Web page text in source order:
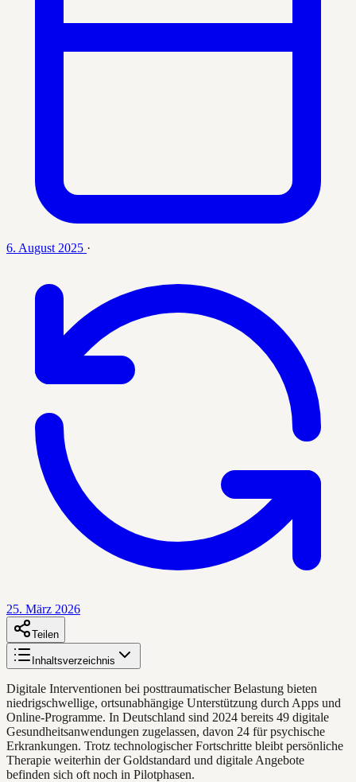
6. August 2025 ·
25. März 2026
Teilen
Inhaltsverzeichnis
Digitale Interventionen bei posttraumatischer Belastung bieten
niedrigschwellige, ortsunabhängige Unterstützung durch Apps und
Online-Programme. In Deutschland sind 2024 bereits 49 digitale
Gesundheitsanwendungen zugelassen, davon 24 für psychische
Erkrankungen. Trotz technologischer Fortschritte bleibt persönliche
Therapie weiterhin der Goldstandard und digitale Angebote
befinden sich oft noch in Pilotphasen.